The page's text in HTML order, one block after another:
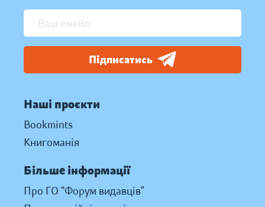
Підписатись
Наші проєкти
Bookmints
Книгоманія
Більше інформації
Про ГО “Форум видавців”